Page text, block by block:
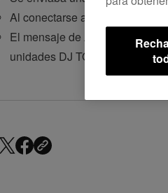
Al conectarse a un dispositivo
El mensaje de Aviso aparecía
unidades DJ TOUR SYSTEM.